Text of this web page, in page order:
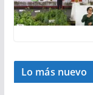
Lo más nuevo